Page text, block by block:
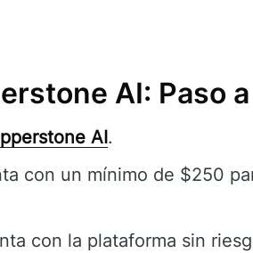
AI: Paso
AI.
con un mínimo de $250
con la plataforma sin